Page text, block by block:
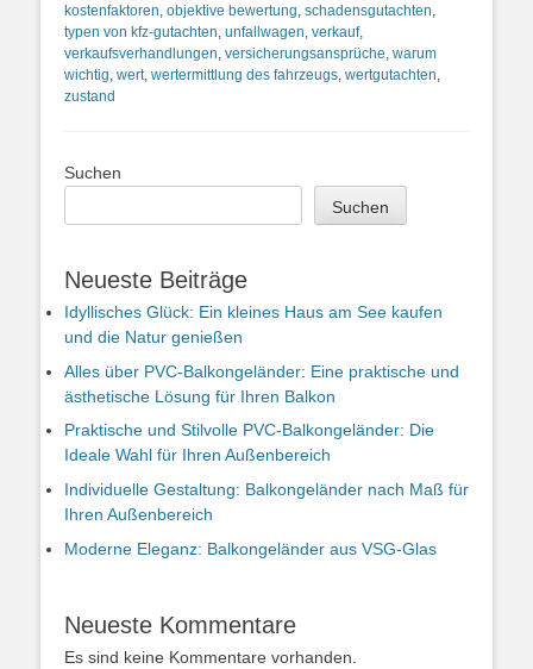
kostenfaktoren, objektive bewertung, schadensgutachten,
typen von kfz-gutachten, unfallwagen, verkauf,
verkaufsverhandlungen, versicherungsansprüche, warum
wichtig, wert, wertermittlung des fahrzeugs, wertgutachten,
zustand
Suchen
Suchen
Neueste Beiträge
Idyllisches Glück: Ein kleines Haus am See kaufen
und die Natur genießen
Alles über PVC-Balkongeländer: Eine praktische und
ästhetische Lösung für Ihren Balkon
Praktische und Stilvolle PVC-Balkongeländer: Die
Ideale Wahl für Ihren Außenbereich
Individuelle Gestaltung: Balkongeländer nach Maß für
Ihren Außenbereich
Moderne Eleganz: Balkongeländer aus VSG-Glas
Neueste Kommentare
Es sind keine Kommentare vorhanden.